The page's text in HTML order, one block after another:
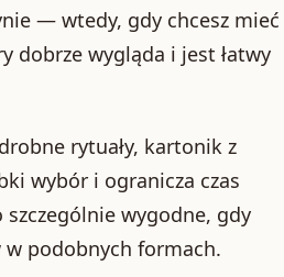
— wtedy, gdy chcesz mieć
dobrze wygląda i jest łatwy
rytuały, kartonik z
wybór i ogranicza czas
szczególnie wygodne, gdy
podobnych formach.